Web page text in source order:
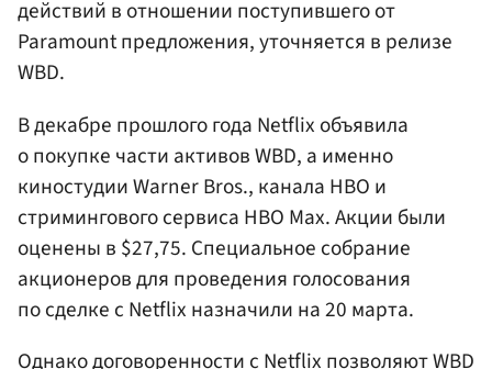
действий в отношении поступившего от
Paramount предложения, уточняется в релизе
WBD.
В декабре прошлого года Netflix объявила
о покупке части активов WBD, а именно
киностудии Warner Bros., канала HBO и
стримингового сервиса HBO Max. Акции были
оценены в $27,75. Специальное собрание
акционеров для проведения голосования
по сделке с Netflix назначили на 20 марта.
Однако договоренности с Netflix позволяют WBD